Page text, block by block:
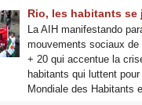
Rio, les habitants
La AIH manifestando
mouvements sociaux
+ 20 qui accentue la
habitants qui luttent
Mondiale des Habitants